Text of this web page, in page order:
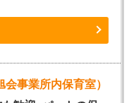
事業所内保育室）